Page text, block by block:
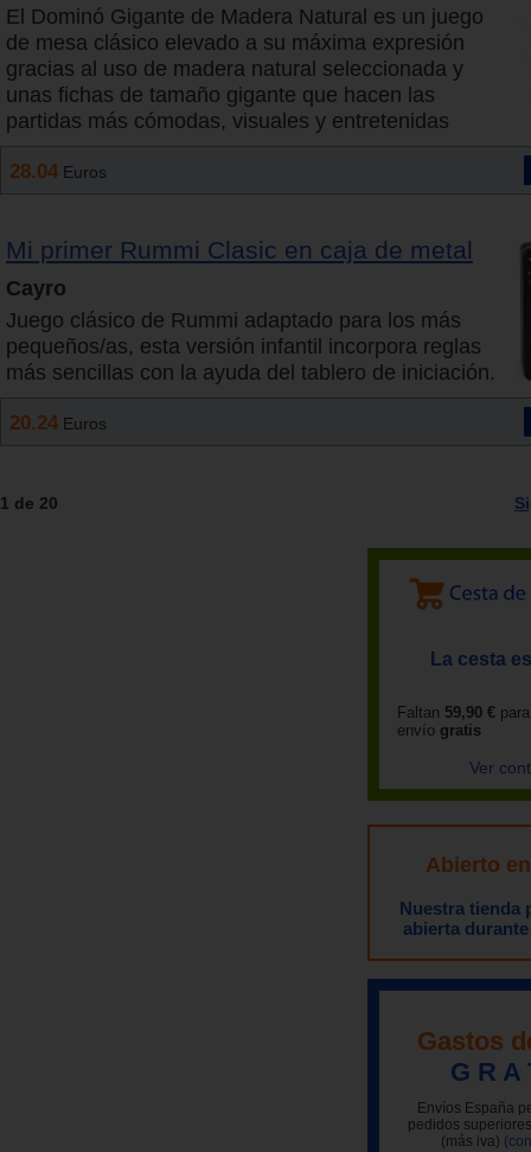
El Dominó Gigante de Madera Natural es un juego
de mesa clásico elevado a su máxima expresión
gracias al uso de madera natural seleccionada y
unas fichas de tamaño gigante que hacen las
partidas más cómodas, visuales y entretenidas
28.04 Euros
Mi primer Rummi Clasic en caja de metal
Cayro
Juego clásico de Rummi adaptado para los más
pequeños/as, esta versión infantil incorpora reglas
más sencillas con la ayuda del tablero de iniciación.
20.24 Euros
1 de 20
La cesta
Faltan 59,90 €
envío gratis
Ver
Abierto
Nuestra tienda
abierta
Gastos
G R A
Envíos España
pedidos
(más iva)